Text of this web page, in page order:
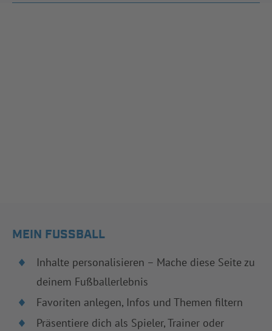
MEIN FUSSBALL
Inhalte personalisieren – Mache diese Seite zu
deinem Fußballerlebnis
Favoriten anlegen, Infos und Themen filtern
Präsentiere dich als Spieler, Trainer oder